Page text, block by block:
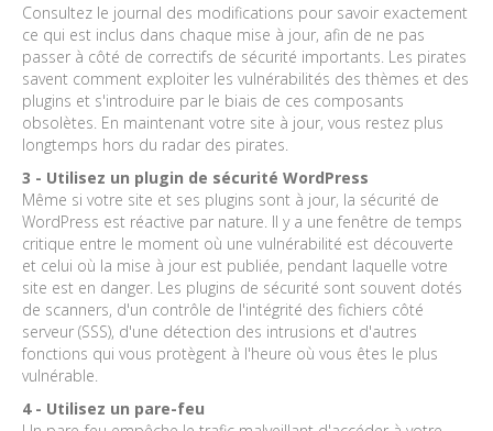
Consultez le journal des modifications pour savoir exactement
ce qui est inclus dans chaque mise à jour, afin de ne pas
passer à côté de correctifs de sécurité importants. Les pirates
savent comment exploiter les vulnérabilités des thèmes et des
plugins et s'introduire par le biais de ces composants
obsolètes. En maintenant votre site à jour, vous restez plus
longtemps hors du radar des pirates.
3 - Utilisez un plugin de sécurité WordPress
Même si votre site et ses plugins sont à jour, la sécurité de
WordPress est réactive par nature. Il y a une fenêtre de temps
critique entre le moment où une vulnérabilité est découverte
et celui où la mise à jour est publiée, pendant laquelle votre
site est en danger. Les plugins de sécurité sont souvent dotés
de scanners, d'un contrôle de l'intégrité des fichiers côté
serveur (SSS), d'une détection des intrusions et d'autres
fonctions qui vous protègent à l'heure où vous êtes le plus
vulnérable.
4 - Utilisez un pare-feu